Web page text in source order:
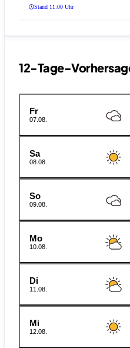
Stand 11:00 Uhr
12-Tage-
Fr
07.08.
Sa
08.08.
So
09.08.
Mo
10.08.
Di
11.08.
Mi
12.08.